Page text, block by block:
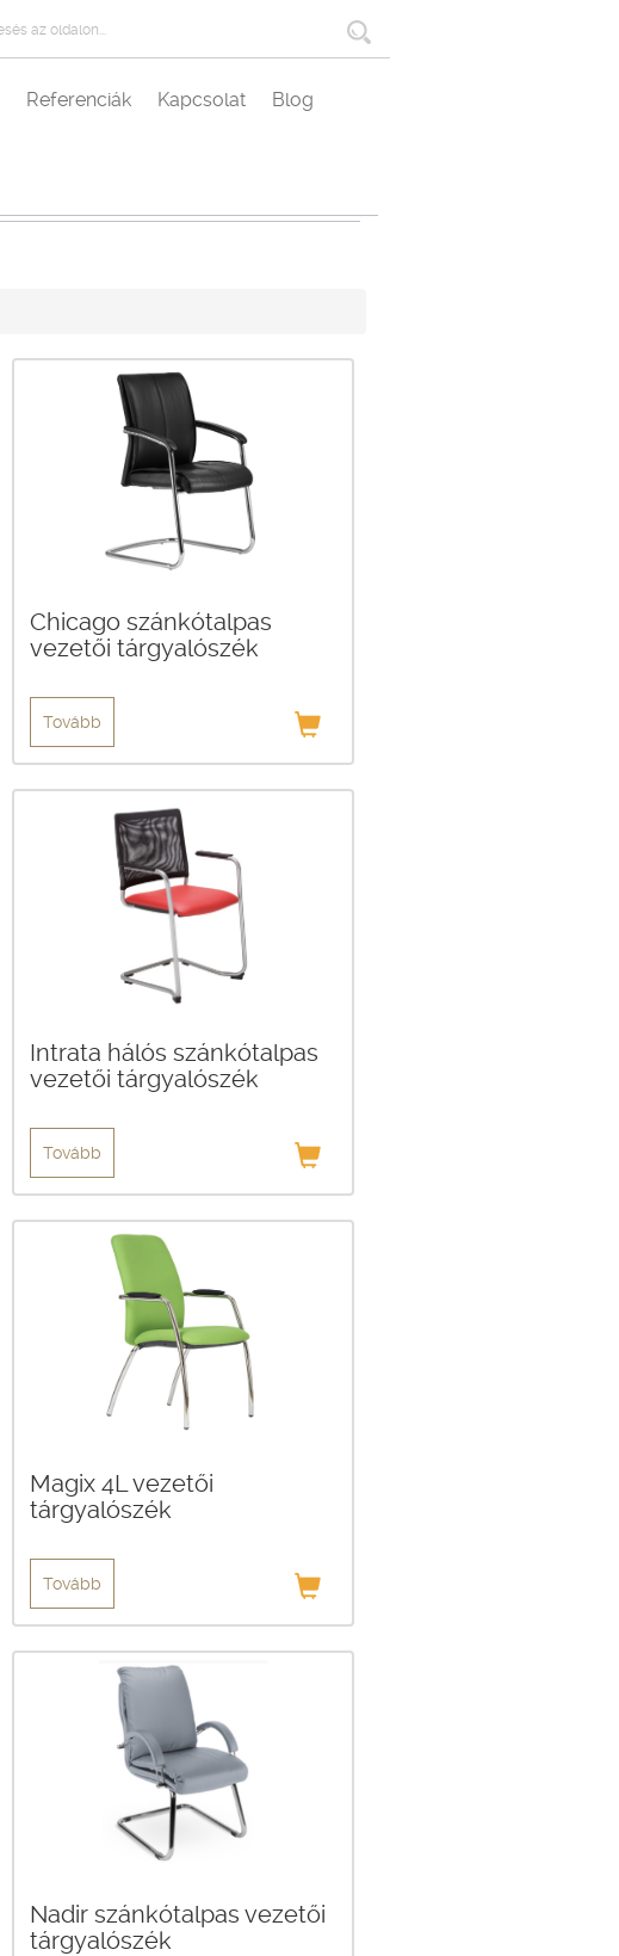
Referenciák Kapcsolat Blog
Chicago szánkótalpas
vezetői tárgyalószék
Tovább
Intrata hálós szánkótalpas
vezetői tárgyalószék
Tovább
Magix 4L vezetői
tárgyalószék
Tovább
Nadir szánkótalpas vezetői
tárgyalószék